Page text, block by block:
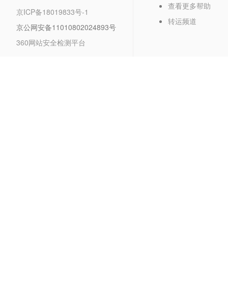
京ICP备18019833号-1
京公网安备11010802024893号
360网站安全检测平台
查看更多帮助
转运频道